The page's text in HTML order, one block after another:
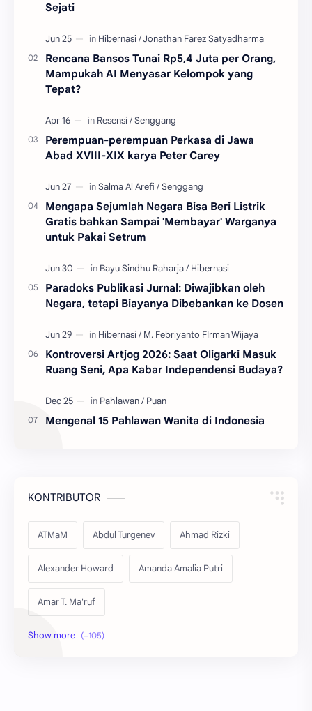
Sejati
Rencana Bansos Tunai Rp5,4 Juta per Orang,
Mampukah AI Menyasar Kelompok yang
Tepat?
Perempuan-perempuan Perkasa di Jawa
Abad XVIII-XIX karya Peter Carey
Mengapa Sejumlah Negara Bisa Beri Listrik
Gratis bahkan Sampai 'Membayar' Warganya
untuk Pakai Setrum
Paradoks Publikasi Jurnal: Diwajibkan oleh
Negara, tetapi Biayanya Dibebankan ke Dosen
Kontroversi Artjog 2026: Saat Oligarki Masuk
Ruang Seni, Apa Kabar Independensi Budaya?
Mengenal 15 Pahlawan Wanita di Indonesia
KONTRIBUTOR
ATMaM Abdul Turgenev Ahmad Rizki
Alexander Howard Amanda Amalia Putri
Amar T. Ma'ruf
Amira Zakia Khoerunisa